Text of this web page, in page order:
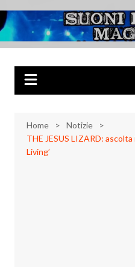
al
contenuto
Musica Rock, Metal, Punk e varie
Home
Notizie
THE JESUS LIZARD:
Living’